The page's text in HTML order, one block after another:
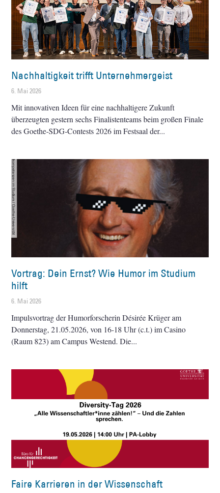
Nachhaltigkeit trifft Unternehmergeist
6. Mai 2026
Mit innovativen Ideen für eine nachhaltigere Zukunft
überzeugten gestern sechs Finalistenteams beim großen Finale
des Goethe-SDG-Contests 2026 im Festsaal der
Vortrag: Dein Ernst? Wie Humor im Studium
hilft
6. Mai 2026
Impulsvortrag der Humorforscherin Désirée Krüger am
Donnerstag, 21.05.2026, von 16-18 Uhr (c.t.) im Casino
(Raum 823) am Campus Westend. Die
Faire Karrieren in der Wissenschaft